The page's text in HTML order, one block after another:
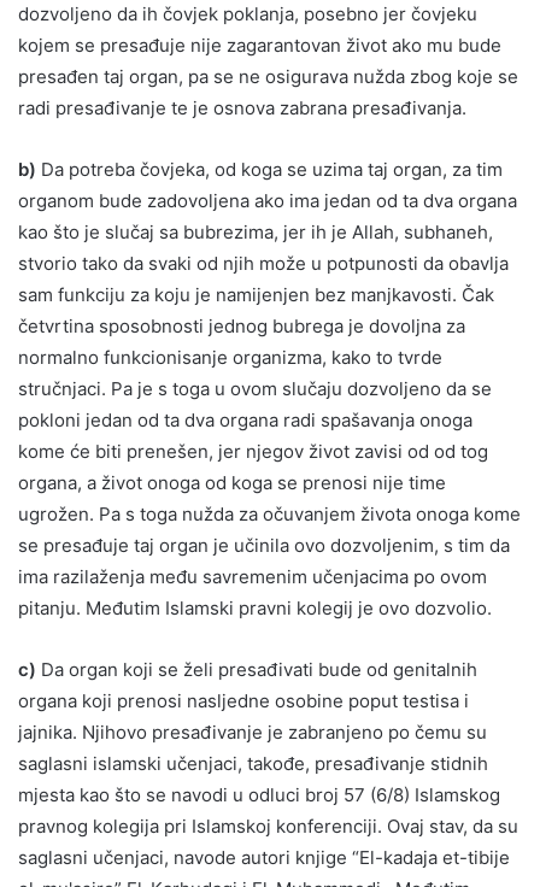
dozvoljeno da ih čovjek poklanja, posebno jer čovjeku
kojem se presađuje nije zagarantovan život ako mu bude
presađen taj organ, pa se ne osigurava nužda zbog koje se
radi presađivanje te je osnova zabrana presađivanja.
b) Da potreba čovjeka, od koga se uzima taj organ, za tim
organom bude zadovoljena ako ima jedan od ta dva organa
kao što je slučaj sa bubrezima, jer ih je Allah, subhaneh,
stvorio tako da svaki od njih može u potpunosti da obavlja
sam funkciju za koju je namijenjen bez manjkavosti. Čak
četvrtina sposobnosti jednog bubrega je dovoljna za
normalno funkcionisanje organizma, kako to tvrde
stručnjaci. Pa je s toga u ovom slučaju dozvoljeno da se
pokloni jedan od ta dva organa radi spašavanja onoga
kome će biti prenešen, jer njegov život zavisi od od tog
organa, a život onoga od koga se prenosi nije time
ugrožen. Pa s toga nužda za očuvanjem života onoga kome
se presađuje taj organ je učinila ovo dozvoljenim, s tim da
ima razilaženja među savremenim učenjacima po ovom
pitanju. Međutim Islamski pravni kolegij je ovo dozvolio.
c) Da organ koji se želi presađivati bude od genitalnih
organa koji prenosi nasljedne osobine poput testisa i
jajnika. Njihovo presađivanje je zabranjeno po čemu su
saglasni islamski učenjaci, takođe, presađivanje stidnih
mjesta kao što se navodi u odluci broj 57 (6/8) Islamskog
pravnog kolegija pri Islamskoj konferenciji. Ovaj stav, da su
saglasni učenjaci, navode autori knjige “El-kadaja et-tibije